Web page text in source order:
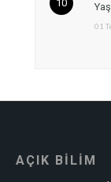
01
AÇIK BİLİM